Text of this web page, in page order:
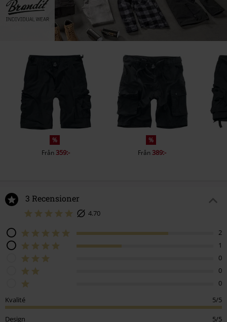
%
Från359:-
%
Från389:-
3 Recensioner
4.70
2
1
0
0
0
Kvalité
5/5
Design 5/5